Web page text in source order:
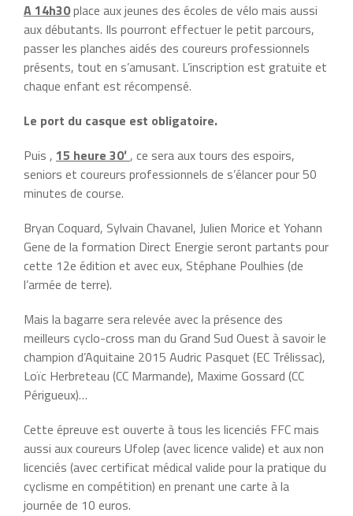
A 14h30place aux jeunes des écoles de vélo mais aussi
aux débutants. Ils pourront effectuer le petit parcours,
passer les planches aidés des coureurs professionnels
présents, tout en s’amusant. L’inscription est gratuite et
chaque enfant est récompensé.
Le port du casque est obligatoire.
Puis , 15 heure 30′, ce sera aux tours des espoirs,
seniors et coureurs professionnels de s’élancer pour 50
minutes de course.
Bryan Coquard, Sylvain Chavanel, Julien Morice et Yohann
Gene de la formation Direct Energie seront partants pour
cette 12e édition et avec eux, Stéphane Poulhies (de
l’armée de terre).
Mais la bagarre sera relevée avec la présence des
meilleurs cyclo-cross man du Grand Sud Ouest à savoir le
champion d’Aquitaine 2015 Audric Pasquet (EC Trélissac),
Loïc Herbreteau (CC Marmande), Maxime Gossard (CC
Périgueux)…
Cette épreuve est ouverte à tous les licenciés FFC mais
aussi aux coureurs Ufolep (avec licence valide) et aux non
licenciés (avec certificat médical valide pour la pratique du
cyclisme en compétition) en prenant une carte à la
journée de 10 euros.